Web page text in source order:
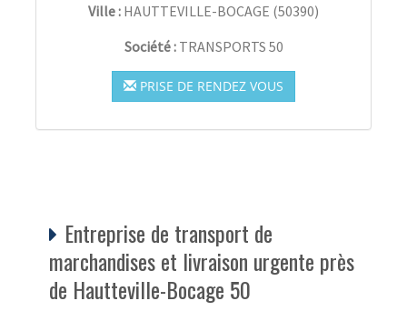
Ville : HAUTTEVILLE-BOCAGE (50390)
Société : TRANSPORTS 50
PRISE DE RENDEZ VOUS
Entreprise de transport de
marchandises et livraison urgente près
de Hautteville-Bocage 50